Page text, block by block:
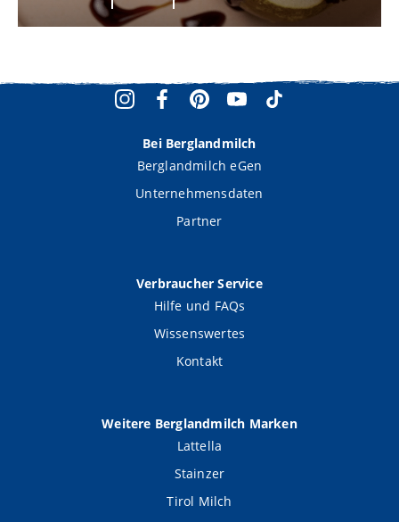
Bei Berglandmilch
Berglandmilch eGen
Unternehmensdaten
Partner
Verbraucher Service
Hilfe und FAQs
Wissenswertes
Kontakt
Weitere Berglandmilch Marken
Lattella
Stainzer
Tirol Milch